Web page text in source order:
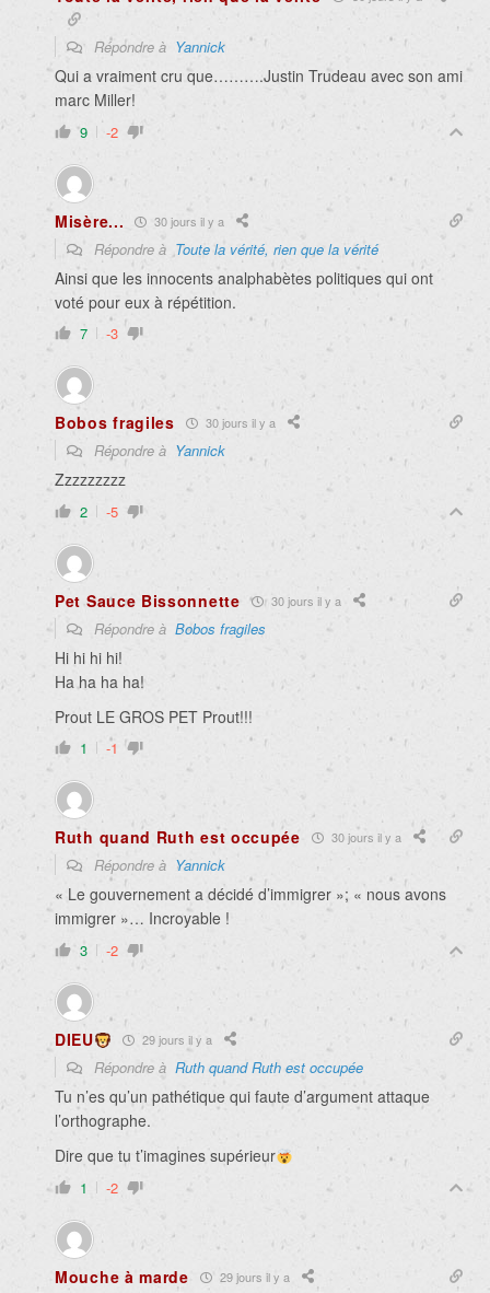
Répondre à Yannick
Qui a vraiment cru que……….Justin Trudeau avec son ami
marc Miller!
9 -2
Misère... 30 jours il y a
Répondre à Toute la vérité, rien que la vérité
Ainsi que les innocents analphabètes politiques qui ont
voté pour eux à répétition.
7 -3
Bobos fragiles 30 jours il y a
Répondre à Yannick
Zzzzzzzzz
2 -5
Pet Sauce Bissonnette 30 jours il y a
Répondre à Bobos fragiles
Hi hi hi hi!
Ha ha ha ha!
Prout LE GROS PET Prout!!!
1 -1
Ruth quand Ruth est occupée 30 jours il y a
Répondre à Yannick
« Le gouvernement a décidé d’immigrer »; « nous avons
immigrer »… Incroyable !
3 -2
DIEU 29 jours il y a
Répondre à Ruth quand Ruth est occupée
Tu n’es qu’un pathétique qui faute d’argument attaque
l’orthographe.
Dire que tu t’imagines supérieur
1 -2
Mouche à marde 29 jours il y a